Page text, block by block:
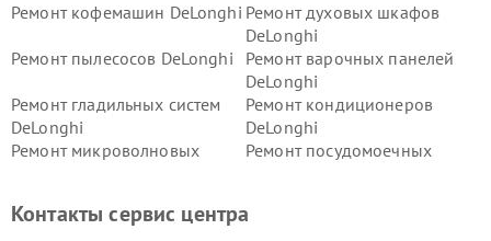
Ремонт кофемашин DeLonghi Ремонт духовых шкафов
DeLonghi
Ремонт пылесосов DeLonghi
Ремонт варочных панелей
DeLonghi
Ремонт гладильных систем
DeLonghi
Ремонт кондиционеров
DeLonghi
Ремонт микроволновых
Ремонт посудомоечных
DeLonghi
DeLonghi
Контакты сервис центра